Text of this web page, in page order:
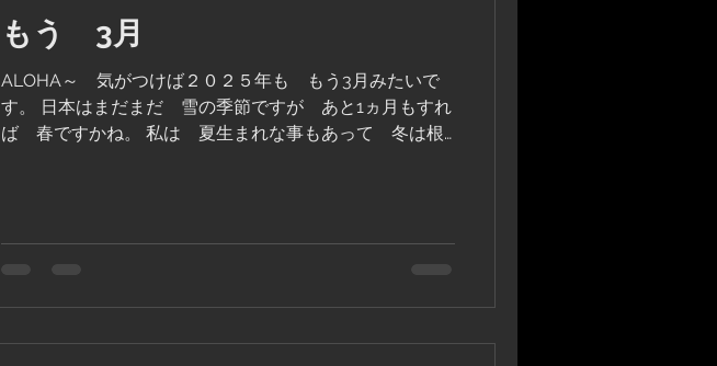
もう 3月
ALOHA～ 気がつけば２０２５年も もう3月みたいで
す。 日本はまだまだ 雪の季節ですが あと1ヵ月もすれ
ば 春ですかね。 私は 夏生まれな事もあって 冬は根